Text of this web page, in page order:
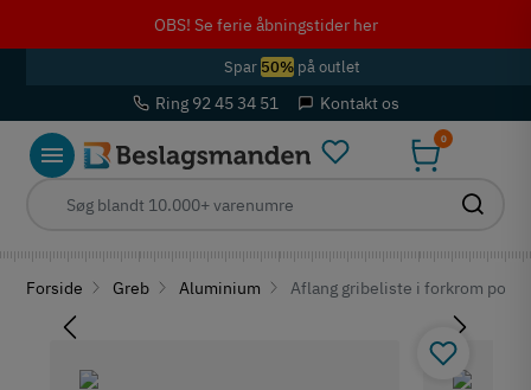
OBS! Se ferie åbningstider her
Spar 50%på outlet
Ring 92 45 34 51 Kontakt os
0
Forside Greb Aluminium Aflang gribeliste i forkrom